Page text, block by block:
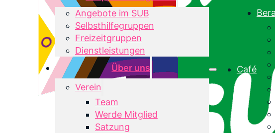
Angebote im SUB
Selbsthilfegruppen
Freizeitgruppen
Dienstleistungen
Über uns
Verein
Team
Werde Mitglied
Satzung
Café